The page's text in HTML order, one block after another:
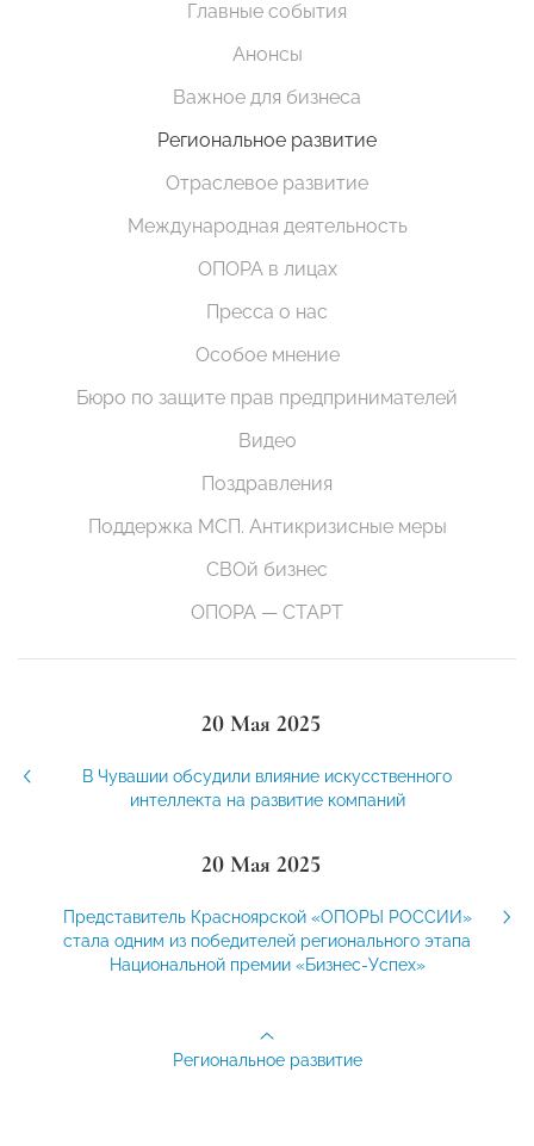
Главные события
Анонсы
Важное для бизнеса
Региональное развитие
Отраслевое развитие
Международная деятельность
ОПОРА в лицах
Пресса о нас
Особое мнение
Бюро по защите прав предпринимателей
Видео
Поздравления
Поддержка МСП. Антикризисные меры
СВОй бизнес
ОПОРА — СТАРТ
20 Мая 2025
В Чувашии обсудили влияние искусственного
интеллекта на развитие компаний
20 Мая 2025
Представитель Красноярской «ОПОРЫ РОССИИ»
стала одним из победителей регионального этапа
Национальной премии «Бизнес-Успех»
Региональное развитие